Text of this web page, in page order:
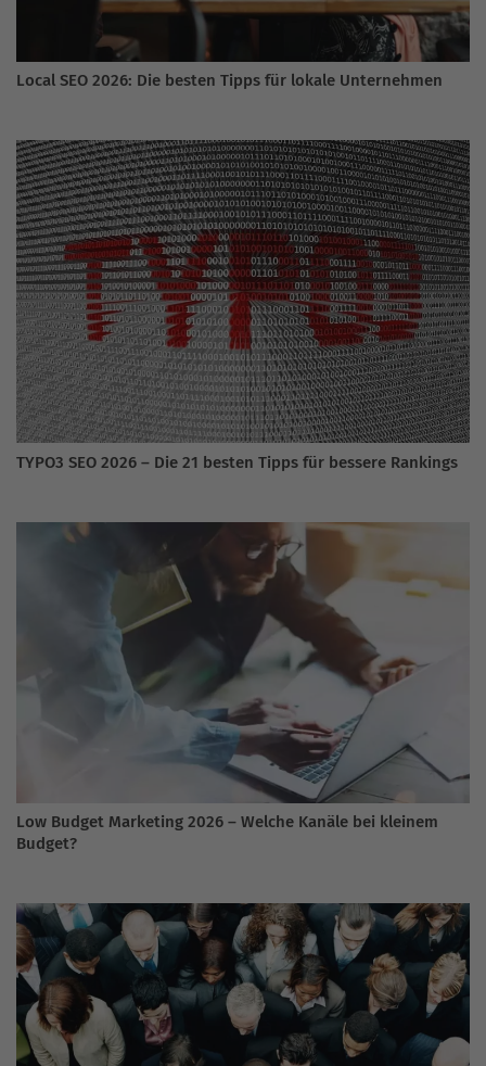
Local SEO 2026: Die besten Tipps für lokale Unternehmen
TYPO3 SEO 2026 – Die 21 besten Tipps für bessere Rankings
Low Budget Marketing 2026 – Welche Kanäle bei kleinem
Budget?